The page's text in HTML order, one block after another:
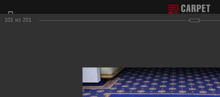
101 из 201